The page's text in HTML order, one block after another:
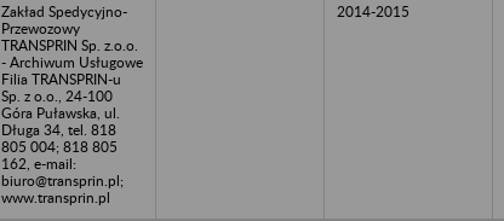
Zakład Spedycyjno-
Przewozowy
TRANSPRIN Sp. z.o.o.
- Archiwum Usługowe
Filia TRANSPRIN-u
Sp. z o.o., 24-100
Góra Puławska, ul.
Długa 34, tel. 818
805 004; 818 805
162, e-mail:
biuro@transprin.pl;
www.transprin.pl
2014-2015